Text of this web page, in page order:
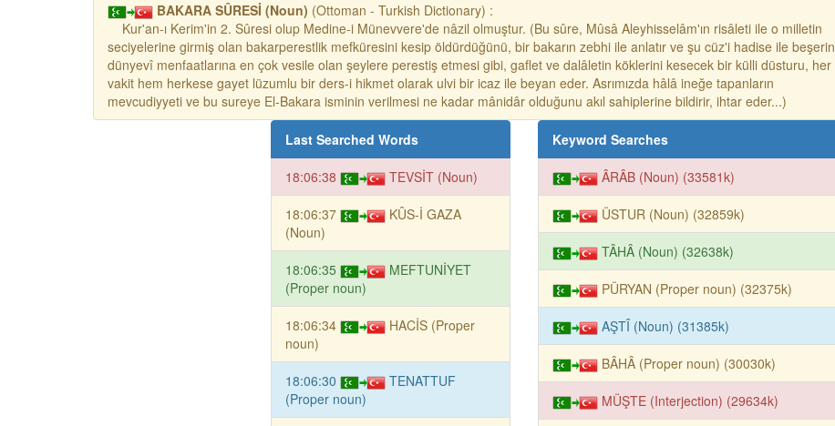
BAKARA SÛRESİ (Noun) (Ottoman - Turkish Dictionary) :
Kur'an-ı Kerim'in 2. Sûresi olup Medine-i Münevvere'de nâzil olmuştur. (Bu sûre, Mûsâ Aleyhisselâm'ın risâleti ile o milletin
seciyelerine girmiş olan bakarperestlik mefküresini kesip öldürdüğünü, bir bakarın zebhi ile anlatır ve şu cüz'i hadise ile beşerin
dünyevî menfaatlarına en çok vesile olan şeylere perestiş etmesi gibi, gaflet ve dalâletin köklerini kesecek bir külli düsturu, her
vakit hem herkese gayet lüzumlu bir ders-i hikmet olarak ulvi bir icaz ile beyan eder. Asrımızda hâlâ ineğe tapanların
mevcudiyyeti ve bu sureye El-Bakara isminin verilmesi ne kadar mânidâr olduğunu akıl sahiplerine bildirir, ihtar eder...)
Last Searched Words
18:06:38 TEVSİT (Noun)
18:06:37
KÛS-İ GAZA
(Noun)
18:06:35
MEFTUNİYET
(Proper noun)
18:06:34
HACİS (Proper
noun)
18:06:30
TENATTUF
(Proper noun)
Keyword Searches
ÂRÂB (Noun) (33581k)
ÜSTUR (Noun) (32859k)
TÂHÂ (Noun) (32638k)
PÜRYAN (Proper noun) (32375k)
AŞTÎ (Noun) (31385k)
BÂHÂ (Proper noun) (30030k)
MÜŞTE (Interjection) (29634k)